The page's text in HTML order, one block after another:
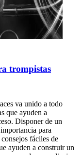
trompistas
va unido a todo
que ayuden a
Disponer de un
para
fáciles de
ayuden a construir un